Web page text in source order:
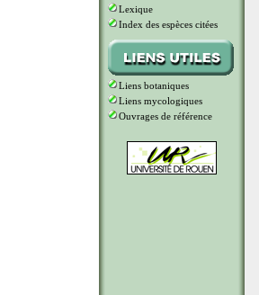
Lexique
Index des espèces citées
Liens botaniques
Liens mycologiques
Ouvrages de référence